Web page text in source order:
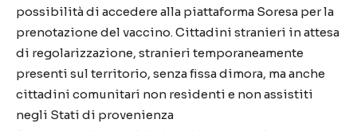
possibilità di accedere alla piattaforma Soresa per la
prenotazione del vaccino. Cittadini stranieri in attesa
di regolarizzazione, stranieri temporaneamente
presenti sul territorio, senza fissa dimora, ma anche
cittadini comunitari non residenti e non assistiti
negli Stati di provenienza